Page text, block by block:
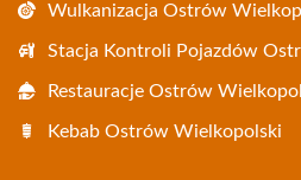
Wulkanizacja Ostrów
Stacja Kontroli Pojazdów
Restauracje Ostrów
Kebab Ostrów Wielkopolski